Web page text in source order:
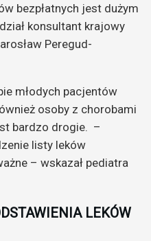
bezpłatnych jest dużym
konsultant krajowy
Peregud-
młodych pacjentów
osoby z chorobami
bardzo drogie. –
listy leków
– wskazał pediatra
LEKÓW